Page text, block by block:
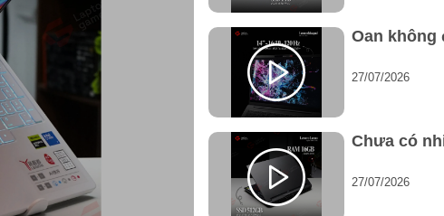
RAM DDR5 tốc độ cao 5600MT/s và 4TB SSD PCIe 4.0. Khả
Gen 5 thể hiện tiềm năng lâu dài của thiết bị, giúp game thủ giữ
Oan không
27/07/2026
Chưa có
27/07/2026